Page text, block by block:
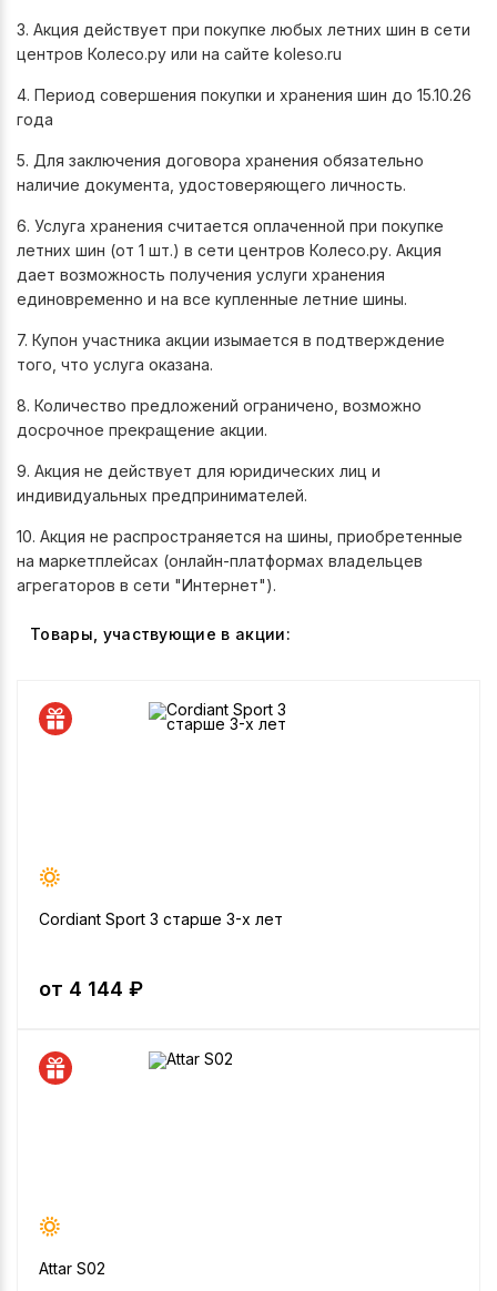
3. Акция действует при покупке любых летних шин в сети
центров Колесо.ру или на сайте koleso.ru
4. Период совершения покупки и хранения шин до 15.10.26
года
5. Для заключения договора хранения обязательно
наличие документа, удостоверяющего личность.
6. Услуга хранения считается оплаченной при покупке
летних шин (от 1 шт.) в сети центров Колесо.ру. Акция
дает возможность получения услуги хранения
единовременно и на все купленные летние шины.
7. Купон участника акции изымается в подтверждение
того, что услуга оказана.
8. Количество предложений ограничено, возможно
досрочное прекращение акции.
9. Акция не действует для юридических лиц и
индивидуальных предпринимателей.
10. Акция не распространяется на шины, приобретенные
на маркетплейсах (онлайн-платформах владельцев
агрегаторов в сети "Интернет").
Товары, участвующие в акции:
Cordiant Sport 3 старше 3-х лет
от 4 144 ₽
Attar S02